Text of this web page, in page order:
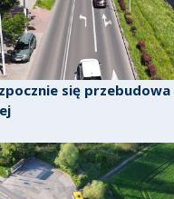
się przebudowa